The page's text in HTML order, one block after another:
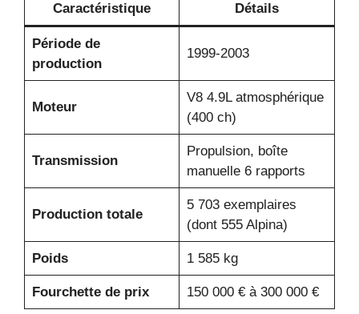
Caractéristique Détails
Période de
production
1999-2003
Moteur
V8 4.9L atmosphérique
(400 ch)
Transmission
Propulsion, boîte
manuelle 6 rapports
Production totale
5 703 exemplaires
(dont 555 Alpina)
Poids 1 585 kg
Fourchette de prix 150 000 € à 300 000 €